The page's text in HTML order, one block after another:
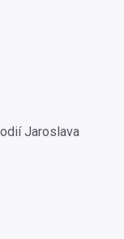
Jaroslava